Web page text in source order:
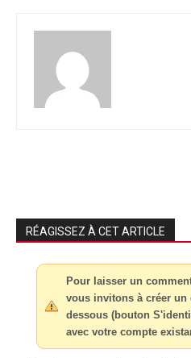
RÉAGISSEZ À CET ARTICLE
Pour laisser un
vous invitons à créer un
dessous (bouton
avec votre compte